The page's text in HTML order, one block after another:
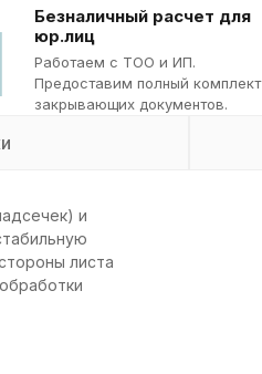
Безналичный расчет для
юр.лиц
Работаем с ТОО и ИП.
Предоставим полный комплект
закрывающих документов.
и
листа